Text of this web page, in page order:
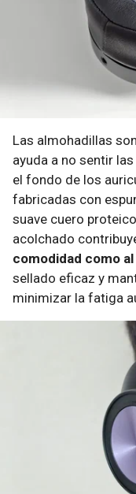
Las almohadillas
ayuda a no sentir
el fondo de los
fabricadas con
suave cuero
acolchado
comodidad como
sellado eficaz y
minimizar la fatiga